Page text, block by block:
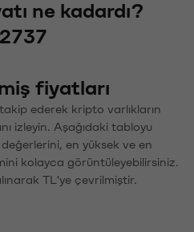
ne kadardı?
fiyatları
ederek kripto varlıkların
izleyin. Aşağıdaki tabloyu
değerlerini, en yüksek ve en
kolayca görüntüleyebilirsiniz.
TL'ye çevrilmiştir.